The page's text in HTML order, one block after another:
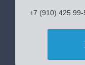
+7 (910) 425 99-